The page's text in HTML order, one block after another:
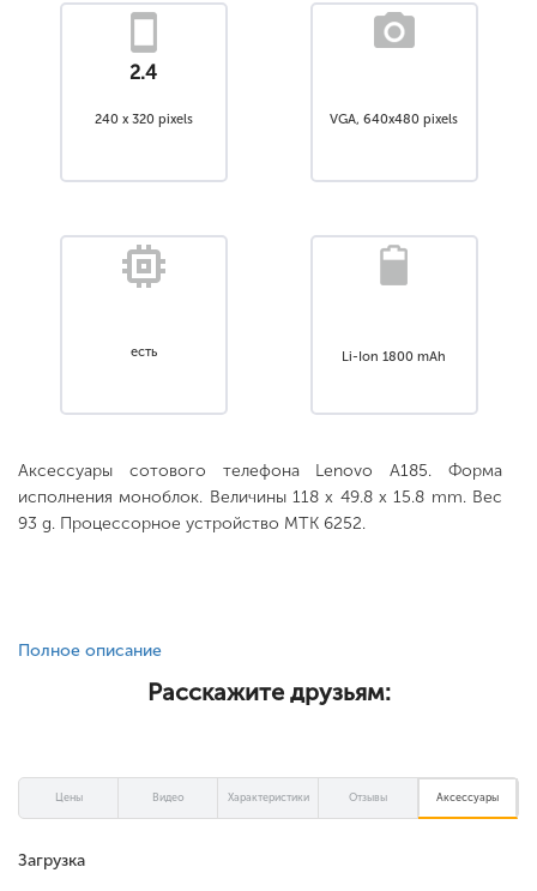
2.4
240 x 320 pixels VGA, 640x480 pixels
есть Li-Ion 1800 mAh
Аксессуары сотового телефона Lenovo A185. Форма
исполнения моноблок. Величины 118 x 49.8 x 15.8 mm. Вес
93 g. Процессорное устройство MTK 6252.
Полное описание
Расскажите друзьям:
Цены Видео Характеристики Отзывы Аксессуары
Загрузка